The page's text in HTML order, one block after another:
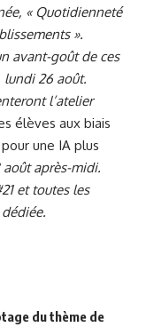
« Quotidienneté
».
avant-goût de ces
lundi 26 août.
l’atelier
élèves aux biais
une IA plus
août après-midi.
et toutes les
.
du thème de